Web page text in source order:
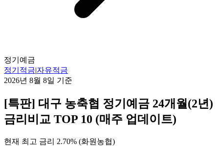
정기예금
정기적금|자유적금
2026년 8월 8일 기준
[특판] 대구 농축협 정기예금 24개월(2년)
금리비교 TOP 10 (매주 업데이트)
현재 최고 금리 2.70% (화원농협)